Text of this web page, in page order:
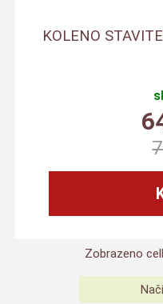
KOLENO
Zobrazeno